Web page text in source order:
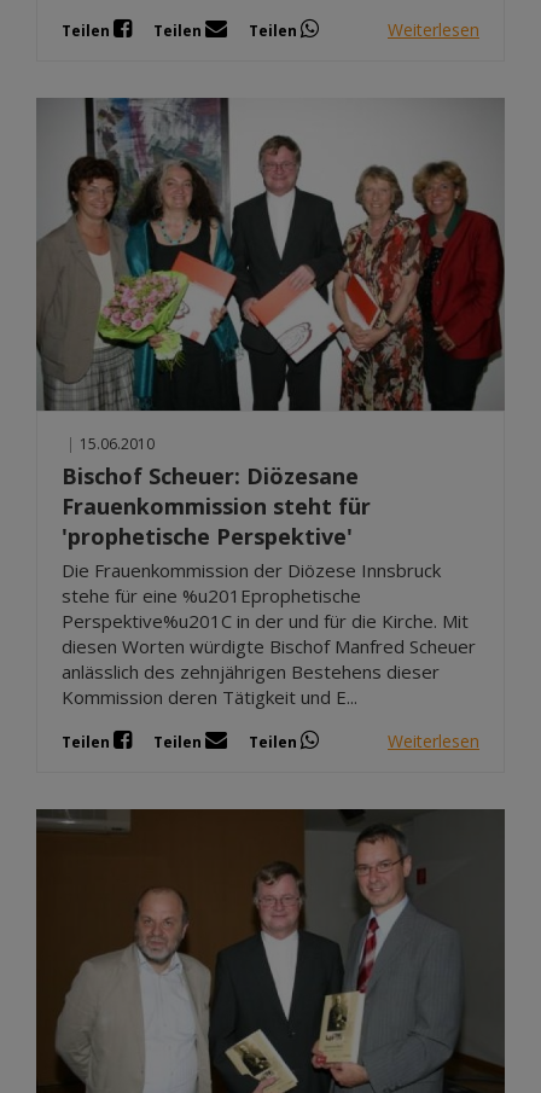
Teilen Teilen Teilen Weiterlesen
| 15.06.2010
Bischof Scheuer: Diözesane
Frauenkommission steht für
'prophetische Perspektive'
Die Frauenkommission der Diözese Innsbruck
stehe für eine %u201Eprophetische
Perspektive%u201C in der und für die Kirche. Mit
diesen Worten würdigte Bischof Manfred Scheuer
anlässlich des zehnjährigen Bestehens dieser
Kommission deren Tätigkeit und E...
Teilen Teilen Teilen Weiterlesen